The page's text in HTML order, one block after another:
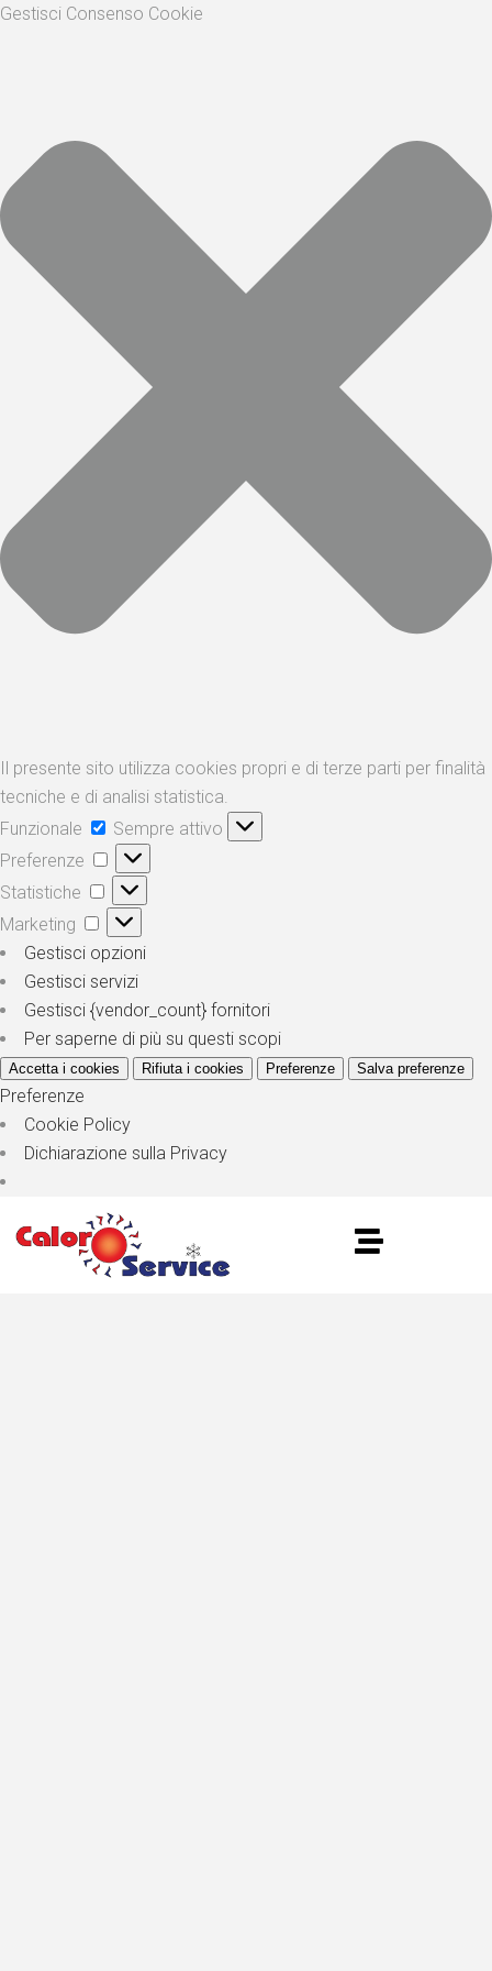
Gestisci Consenso Cookie
Il presente sito utilizza cookies propri e di terze parti per finalità
tecniche e di analisi statistica.
Funzionale
Sempre attivo
Preferenze
Statistiche
Marketing
Gestisci opzioni
Gestisci servizi
Gestisci {vendor_count} fornitori
Per saperne di più su questi scopi
Accetta i cookies Rifiuta i cookies Preferenze Salva preferenze
Preferenze
Cookie Policy
Dichiarazione sulla Privacy